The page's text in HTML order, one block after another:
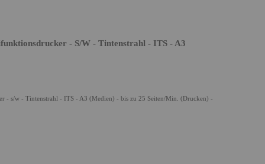
- S/w - Tintenstrahl - ITS - A3
- s/w - Tintenstrahl - ITS - A3 (Medien) - bis zu 25 Seiten/Min. (Drucken) -